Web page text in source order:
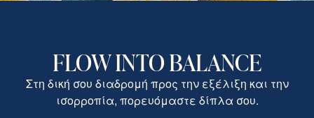
FLOW INTO BALANCE
Στη δική σου διαδρομή προς την εξέλιξη και την
ισορροπία, πορευόμαστε δίπλα σου.